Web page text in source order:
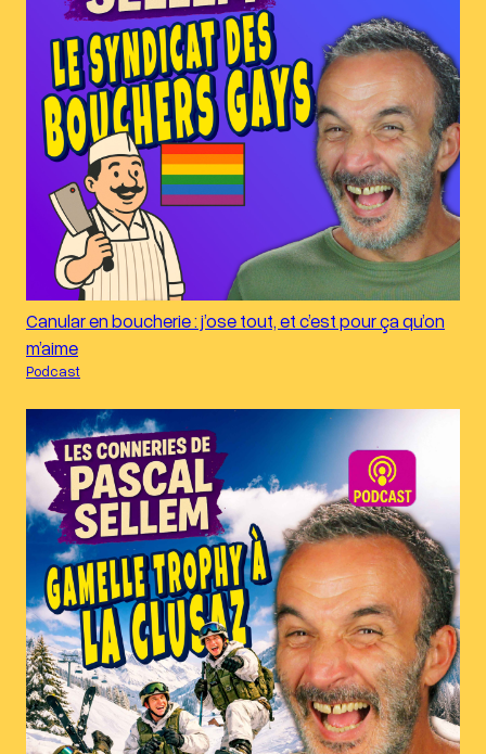
Canular en boucherie : j’ose tout, et c’est pour ça qu’on
m’aime
Podcast